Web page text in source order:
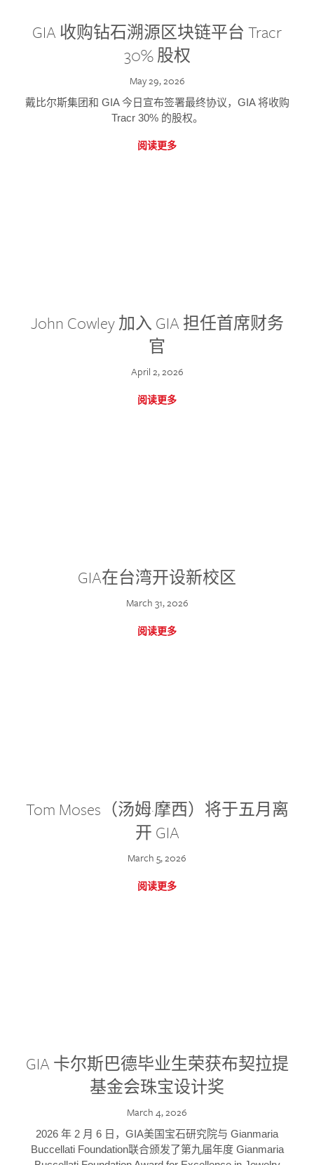
GIA 收购钻石溯源区块链平台 Tracr
30% 股权
May 29, 2026
戴比尔斯集团和 GIA 今日宣布签署最终协议，GIA 将收购
Tracr 30% 的股权。
阅读更多
John Cowley 加入 GIA 担任首席财务
官
April 2, 2026
阅读更多
GIA在台湾开设新校区
March 31, 2026
阅读更多
Tom Moses（汤姆·摩西）将于五月离
开 GIA
March 5, 2026
阅读更多
GIA 卡尔斯巴德毕业生荣获布契拉提
基金会珠宝设计奖
March 4, 2026
2026 年 2 月 6 日，GIA美国宝石研究院与 Gianmaria
Buccellati Foundation联合颁发了第九届年度 Gianmaria